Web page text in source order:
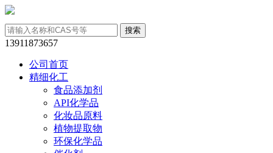
13911873657
公司首页
精细化工
食品添加剂
API化学品
化妆品原料
植物提取物
环保化学品